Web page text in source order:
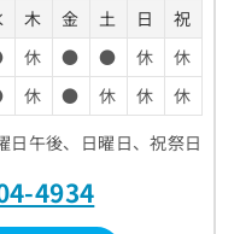
木 金 土 日
祝
休 ● ● 休
休
休 ● 休 休
休
日午後、日曜日、祝祭日
4934